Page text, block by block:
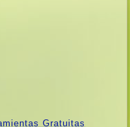
Gratuitas